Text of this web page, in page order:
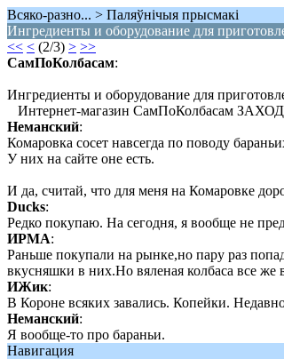
Всяко-разно... > Паляўнiчыя прысмакi
Ингредиенты и оборудование для
<< < (2/3) > >>
СамПоКолбасам:
Ингредиенты и оборудование для
Интернет-магазин СамПоКолбасам
Неманский:
Комаровка сосет навсегда по поводу
У них на сайте оне есть.
И да, считай, что для меня на Комаровке
Ducks:
Редко покупаю. На сегодня, я вообще не
ИРМА:
Раньше покупали на рынке,но пару раз
вкусняшки в них.Но вяленая колбаса все же
ИЖик:
В Короне всяких завались. Копейки.
Неманский:
Я вообще-то про бараньи.
Навигация